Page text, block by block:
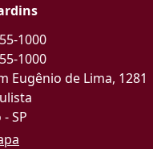
1000
1000
Eugênio de Lima, 1281
SP